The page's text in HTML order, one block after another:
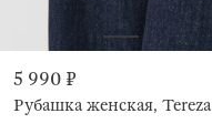
5 990 ₽
Рубашка женская, Tereza